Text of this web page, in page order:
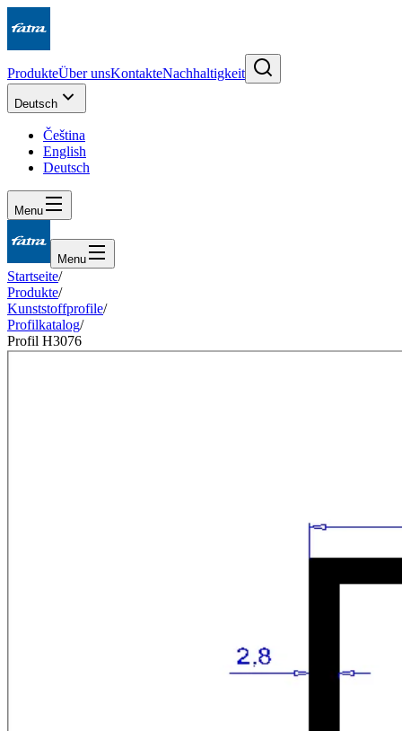
ProdukteÜber unsKontakteNachhaltigkeit
Deutsch
Čeština
English
Deutsch
Menu
Menu
Startseite/
Produkte/
Kunststoffprofile/
Profilkatalog/
Profil H3076